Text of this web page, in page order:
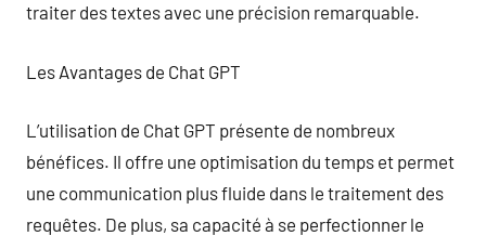
traiter des textes avec une précision remarquable.
Les Avantages de Chat GPT
L’utilisation de Chat GPT présente de nombreux
bénéfices. Il offre une optimisation du temps et permet
une communication plus fluide dans le traitement des
requêtes. De plus, sa capacité à se perfectionner le